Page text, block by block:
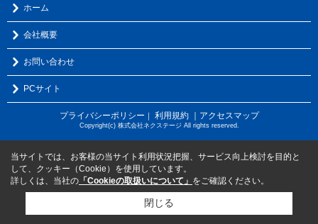
ホーム
会社概要
お問い合わせ
PCサイト
プライバシーポリシー ｜ 利用規約 ｜アクセスマップ
Copyright(c) 株式会社ネクステージ All rights reserved.
当サイトでは、お客様の当サイト利用状況把握、サービス向上検討を目的と
して、クッキー（Cookie）を使用しています。
詳しくは、当社の 「Cookieの取扱いについて」 をご確認ください。
閉じる